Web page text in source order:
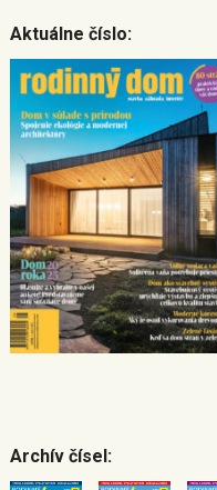
Aktuálne číslo:
Archív čísel: